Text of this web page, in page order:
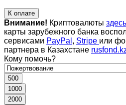
К оплате
Внимание! Криптовалюты здесь
карты зарубежного банка
сервисами PayPal , Stripe или
партнера в Казахстане
Кому помочь?
500
1000
2000